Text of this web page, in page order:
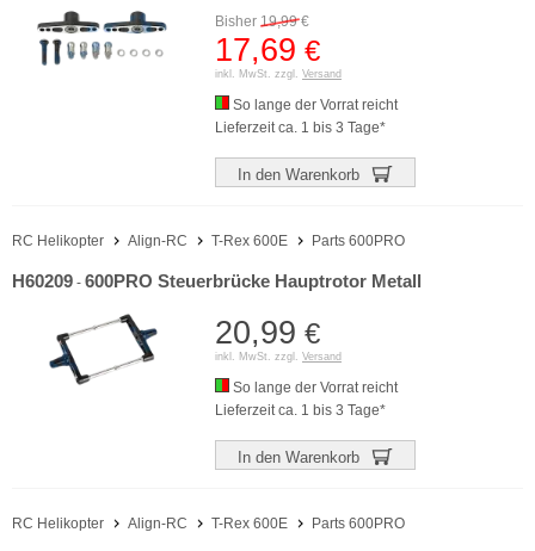
Bisher 19,99€
17,69 €
inkl. MwSt. zzgl. Versand
So lange der Vorrat reicht
Lieferzeit ca. 1 bis 3 Tage*
In den Warenkorb
RC Helikopter Align-RC T-Rex 600E Parts 600PRO
H60209 - 600PRO Steuerbrücke Hauptrotor Metall
20,99 €
inkl. MwSt. zzgl. Versand
So lange der Vorrat reicht
Lieferzeit ca. 1 bis 3 Tage*
In den Warenkorb
RC Helikopter Align-RC T-Rex 600E Parts 600PRO